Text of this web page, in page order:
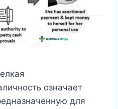
означает
для